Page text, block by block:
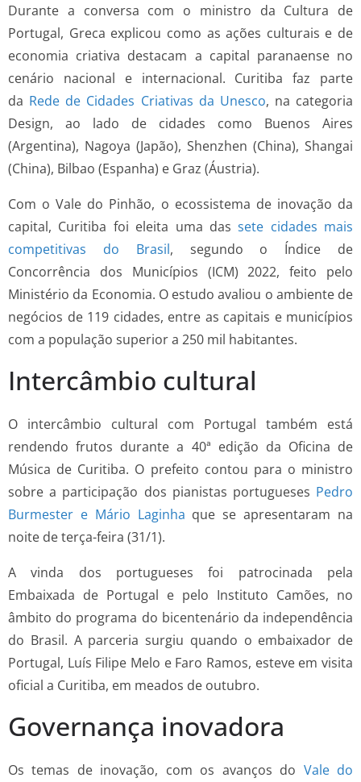
Durante a conversa com o ministro da Cultura de
Portugal, Greca explicou como as ações culturais e de
economia criativa destacam a capital paranaense no
cenário nacional e internacional. Curitiba faz parte
da Rede de Cidades Criativas da Unesco, na categoria
Design, ao lado de cidades como Buenos Aires
(Argentina), Nagoya (Japão), Shenzhen (China), Shangai
(China), Bilbao (Espanha) e Graz (Áustria).
Com o Vale do Pinhão, o ecossistema de inovação da
capital, Curitiba foi eleita uma dassete cidades mais
competitivas do Brasil, segundo o Índice de
Concorrência dos Municípios (ICM) 2022, feito pelo
Ministério da Economia. O estudo avaliou o ambiente de
negócios de 119 cidades, entre as capitais e municípios
com a população superior a 250 mil habitantes.
Intercâmbio cultural
O intercâmbio cultural com Portugal também está
rendendo frutos durante a 40ª edição da Oficina de
Música de Curitiba. O prefeito contou para o ministro
sobre a participação dos pianistas portugueses Pedro
Burmester e Mário Laginha que se apresentaram na
noite de terça-feira (31/1).
A vinda dos portugueses foi patrocinada pela
Embaixada de Portugal e pelo Instituto Camões, no
âmbito do programa do bicentenário da independência
do Brasil. A parceria surgiu quando o embaixador de
Portugal, Luís Filipe Melo e Faro Ramos, esteve em visita
oficial a Curitiba, em meados de outubro.
Governança inovadora
Os temas de inovação, com os avanços do Vale do